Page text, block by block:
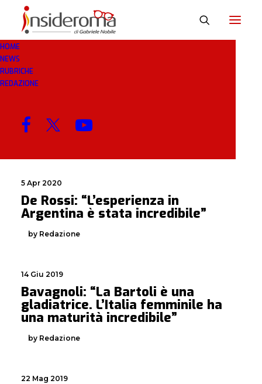
HOME
NEWS
RUBRICHE
REDAZIONE
INCREDIBILE
MENU
5 Apr 2020
De Rossi: “L’esperienza in
Argentina è stata incredibile”
by Redazione
14 Giu 2019
Bavagnoli: “La Bartoli è una
gladiatrice. L’Italia femminile ha
una maturità incredibile”
by Redazione
22 Mag 2019